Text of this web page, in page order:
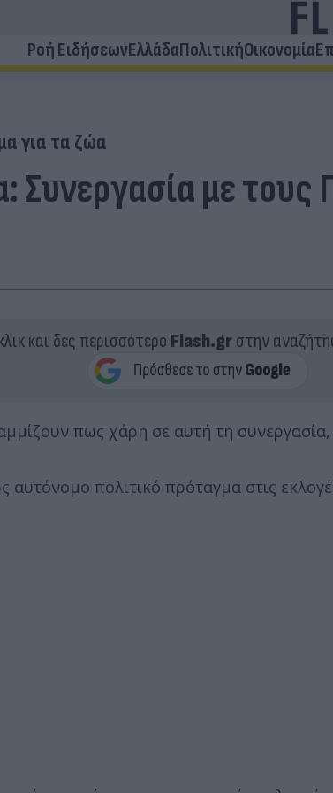
Ροή ΕιδήσεωνΕλλάδαΠολιτικήΟικονομία
για τα ζώα
Συνεργασία με τους
και δες περισσότερο Flash.grστην
πως χάρη σε αυτή τη
αυτόνομο πολιτικό πρόταγμα στις